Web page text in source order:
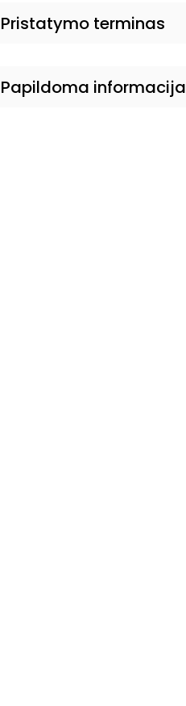
Pristatymo terminas
Papildoma informacija